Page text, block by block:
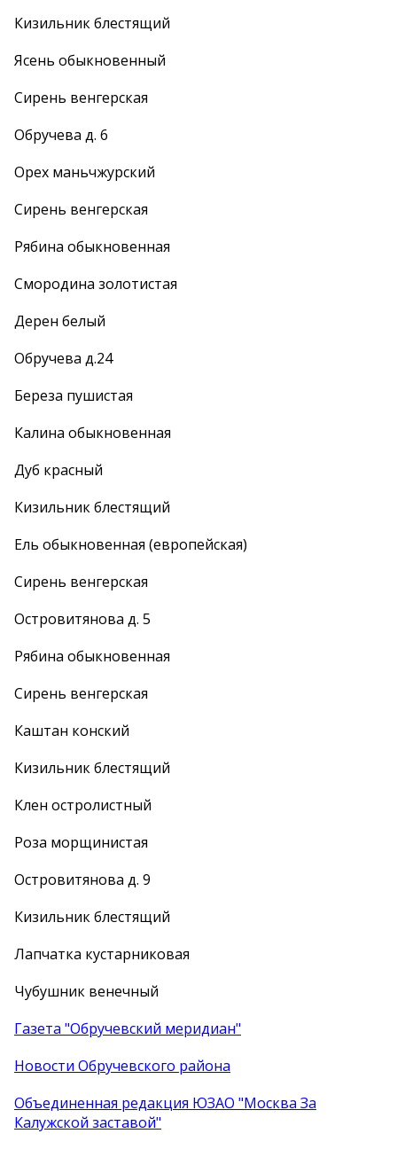
Кизильник блестящий
Ясень обыкновенный
Сирень венгерская
Обручева д. 6
Орех маньчжурский
Сирень венгерская
Рябина обыкновенная
Смородина золотистая
Дерен белый
Обручева д.24
Береза пушистая
Калина обыкновенная
Дуб красный
Кизильник блестящий
Ель обыкновенная (европейская)
Сирень венгерская
Островитянова д. 5
Рябина обыкновенная
Сирень венгерская
Каштан конский
Кизильник блестящий
Клен остролистный
Роза морщинистая
Островитянова д. 9
Кизильник блестящий
Лапчатка кустарниковая
Чубушник венечный
Газета "Обручевский меридиан"
Новости Обручевского района
Объединенная редакция ЮЗАО "Москва За
Калужской заставой"